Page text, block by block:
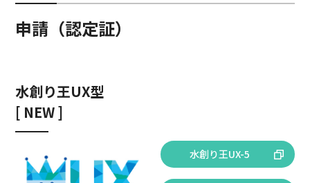
申請（認定証）
水創り王UX型
[ NEW ]
水創り王UX-5